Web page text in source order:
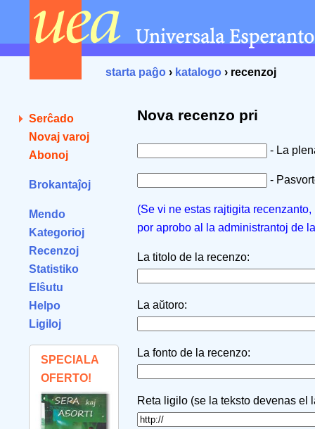
starta paĝo › katalogo › recenzoj
Serĉado
Novaj varoj
Abonoj
Brokantaĵoj
Mendo
Kategorioj
Recenzoj
Statistiko
Elŝutu
Helpo
Ligiloj
SPECIALA
OFERTO!
Nova recenzo pri
- La
-
(Se vi ne estas rajtigita
por aprobo al la administrantoj de
La titolo de la recenzo:
La aŭtoro:
La fonto de la recenzo:
Reta ligilo (se la teksto devenas el